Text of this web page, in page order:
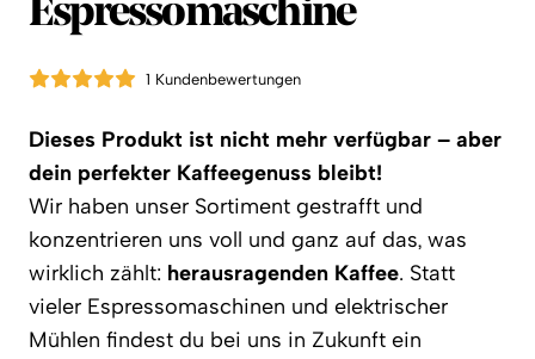
Espressomaschine
1 Kundenbewertungen
Dieses Produkt ist nicht mehr verfügbar – aber
dein perfekter Kaffeegenuss bleibt!
Wir haben unser Sortiment gestrafft und
konzentrieren uns voll und ganz auf das, was
wirklich zählt: herausragenden Kaffee. Statt
vieler Espressomaschinen und elektrischer
Mühlen findest du bei uns in Zukunft ein